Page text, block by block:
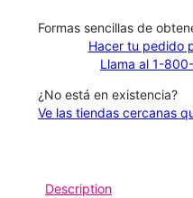
​​​​​​​Formas sencillas de
Hacer tu pedido
Llama al 1-
¿No está en existencia?
Ve las tiendas cercanas
Description